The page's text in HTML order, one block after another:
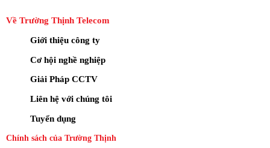
Về Trường Thịnh Telecom
Giới thiệu công ty
Cơ hội nghề nghiệp
Giải Pháp CCTV
Liên hệ với chúng tôi
Tuyển dụng
Chính sách của Trường Thịnh